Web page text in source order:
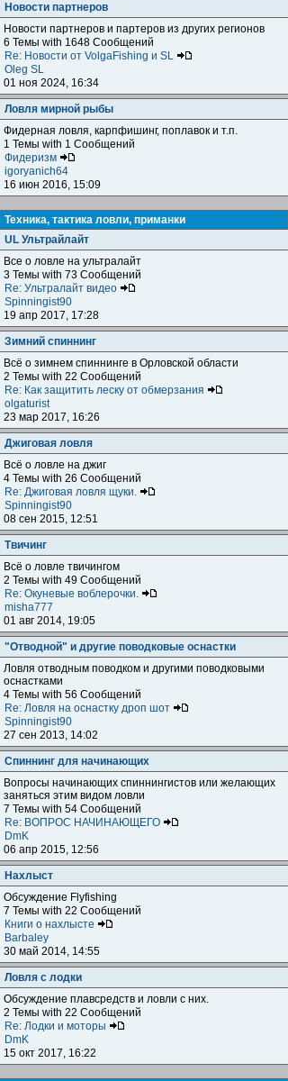
Новости партнеров
Новости партнеров и партеров из других регионов
6 Темы with 1648 Сообщений
Re: Новости от VolgaFishing и SL
Oleg SL
01 ноя 2024, 16:34
Ловля мирной рыбы
Фидерная ловля, карпфишинг, поплавок и т.п.
1 Темы with 1 Сообщений
Фидеризм
igoryanich64
16 июн 2016, 15:09
Техника, тактика ловли, приманки
UL Ультрайлайт
Все о ловле на ультралайт
3 Темы with 73 Сообщений
Re: Ультралайт видео
Spinningist90
19 апр 2017, 17:28
Зимний спиннинг
Всё о зимнем спиннинге в Орловской области
2 Темы with 22 Сообщений
Re: Как защитить леску от обмерзания
olgaturist
23 мар 2017, 16:26
Джиговая ловля
Всё о ловле на джиг
4 Темы with 26 Сообщений
Re: Джиговая ловля щуки.
Spinningist90
08 сен 2015, 12:51
Твичинг
Всё о ловле твичингом
2 Темы with 49 Сообщений
Re: Окуневые воблерочки.
misha777
01 авг 2014, 19:05
"Отводной" и другие поводковые оснастки
Ловля отводным поводком и другими поводковыми
оснастками
4 Темы with 56 Сообщений
Re: Ловля на оснастку дроп шот
Spinningist90
27 сен 2013, 14:02
Спиннинг для начинающих
Вопросы начинающих спиннингистов или желающих
заняться этим видом ловли
7 Темы with 54 Сообщений
Re: ВОПРОС НАЧИНАЮЩЕГО
DmK
06 апр 2015, 12:56
Нахлыст
Обсуждение Flyfishing
7 Темы with 22 Сообщений
Книги о нахлысте
Barbaley
30 май 2014, 14:55
Ловля с лодки
Обсуждение плавсредств и ловли с них.
2 Темы with 22 Сообщений
Re: Лодки и моторы
DmK
15 окт 2017, 16:22